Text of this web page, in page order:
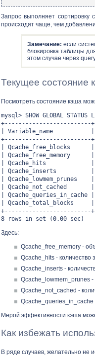
Запрос выполняет сортировку
происходят чаще, чем
Замечание: если
блокировка таблицы
этом случае через
Текущее состояние
Посмотреть состояние кэша
mysql> SHOW GLOBAL
+-------------------------
| Variable_name |
+-------------------------
|
| Qcache_free_memory |
| Qcache_hits |
| Qcache_inserts |
|
| Qcache_not_cached
|
|
+-------------------------
8 rows in set (0.00 sec)
Здесь:
Qcache_free_memory -
Qcache_hits - количество
Qcache_inserts -
Qcache_lowmem_prunes -
Qcache_not_cached -
Qcache_queries_in_cache
Мерой эффективности кэша
Как избежать
В ряде случаев, желательно не